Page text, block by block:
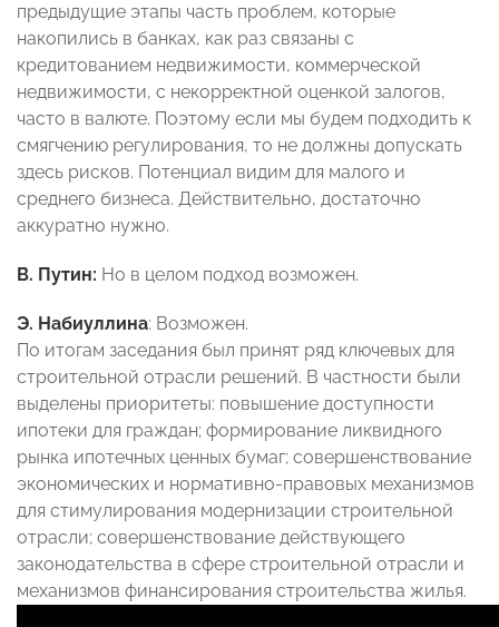
предыдущие этапы часть проблем, которые
накопились в банках, как раз связаны с
кредитованием недвижимости, коммерческой
недвижимости, с некорректной оценкой залогов,
часто в валюте. Поэтому если мы будем подходить к
смягчению регулирования, то не должны допускать
здесь рисков. Потенциал видим для малого и
среднего бизнеса. Действительно, достаточно
аккуратно нужно.
В. Путин: Но в целом подход возможен.
Э. Набиуллина: Возможен.
По итогам заседания был принят ряд ключевых для
строительной отрасли решений. В частности были
выделены приоритеты: повышение доступности
ипотеки для граждан; формирование ликвидного
рынка ипотечных ценных бумаг; совершенствование
экономических и нормативно-правовых механизмов
для стимулирования модернизации строительной
отрасли; совершенствование действующего
законодательства в сфере строительной отрасли и
механизмов финансирования строительства жилья.